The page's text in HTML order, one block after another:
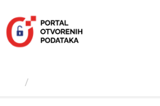
sadržaj